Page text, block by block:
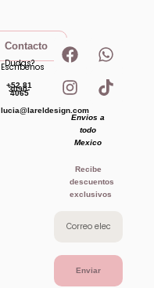
Contacto
Dudas?
Escribenos
+52 81
3090-
4065
lucia@lareldesign.com
F
a
c
e
b
o
o
k
W
h
a
t
I
n
s
t
a
g
r
a
m
T
i
k
t
Envios a
todo
Mexico
Recibe
descuentos
exclusivos
Enviar